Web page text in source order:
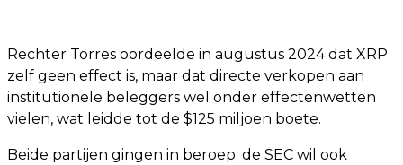
Rechter Torres oordeelde in augustus 2024 dat XRP
zelf geen effect is, maar dat directe verkopen aan
institutionele beleggers wel onder effectenwetten
vielen, wat leidde tot de $125 miljoen boete.
Beide partijen gingen in beroep: de SEC wil ook